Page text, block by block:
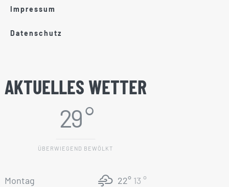
Impressum
Datenschutz
AKTUELLES WETTER
29 °
ÜBERWIEGEND BEWÖLKT
Montag 22° 13 °